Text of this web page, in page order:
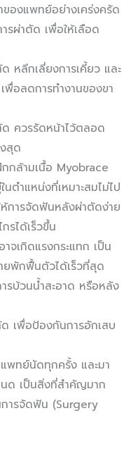
ของแพทย์อย่างเคร่งครัด
รผ่าตัด เพื่อให้เลือด
หลีกเลี่ยงการเคี้ยว และ
พื่อลดการทำงานของขา
ด ควรรัดหน้าไว้ตลอด
สุด
กล้ามเนื้อ Myobrace
ตำแหน่งที่เหมาะสมไม่ไป
การจัดฟันหลังผ่าตัดง่าย
รได้เร็วขึ้น
จเกิดแรงกระแทก เป็น
ยพักฟื้นตัวได้เร็วที่สุด
รบ้วนน้ำสะอาด หรือหลัง
เพื่อป้องกันการอักเสบ
พทย์นัดทุกครั้ง และมา
ด เป็นสิ่งที่สำคัญมาก
การจัดฟัน (Surgery